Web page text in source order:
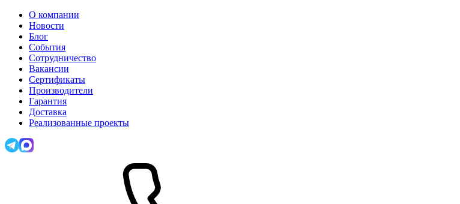
О компании
Новости
Блог
События
Сотрудничество
Вакансии
Сертификаты
Производители
Гарантия
Доставка
Реализованные проекты